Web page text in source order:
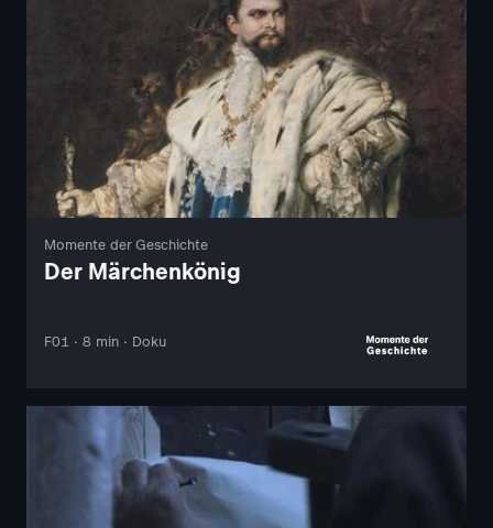
Momente der Geschichte
Der Märchenkönig
F01 · 8 min · Doku